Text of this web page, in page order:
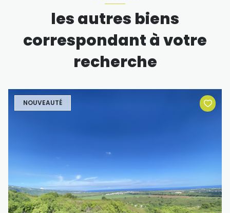
les autres biens
correspondant à votre
recherche
NOUVEAUTÉ